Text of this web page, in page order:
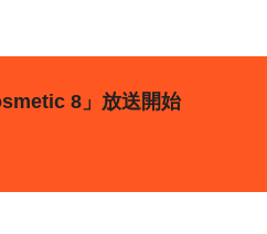
8」放送開始